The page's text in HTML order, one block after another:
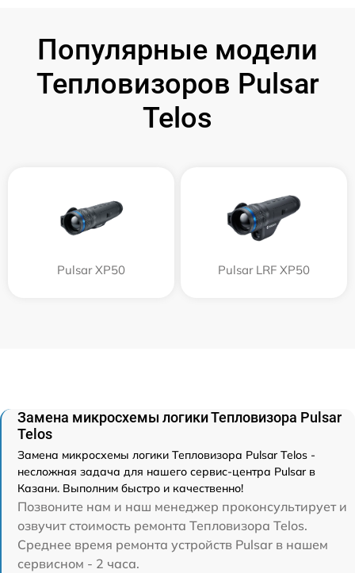
Популярные модели
Тепловизоров Pulsar
Telos
Pulsar XP50 Pulsar LRF XP50
Замена микросхемы логики Тепловизора Pulsar
Telos
Замена микросхемы логики Тепловизора Pulsar Telos -
несложная задача для нашего сервис-центра Pulsar в
Казани. Выполним быстро и качественно!
Позвоните нам и наш менеджер проконсультирует и
озвучит стоимость ремонта Тепловизора Telos.
Среднее время ремонта устройств Pulsar в нашем
сервисном - 2 часа.